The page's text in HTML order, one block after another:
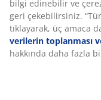
bilgi edinebilir ve
geri çekebilirsiniz.
tıklayarak, üç amaca
verilerin toplanması
hakkında daha fazla